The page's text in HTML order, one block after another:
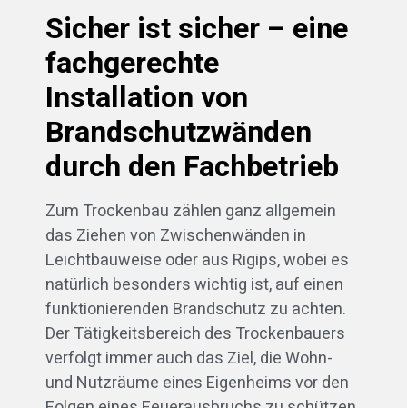
Sicher ist sicher – eine
fachgerechte
Installation von
Brandschutzwänden
durch den Fachbetrieb
Zum Trockenbau zählen ganz allgemein
das Ziehen von Zwischenwänden in
Leichtbauweise oder aus Rigips, wobei es
natürlich besonders wichtig ist, auf einen
funktionierenden Brandschutz zu achten.
Der Tätigkeitsbereich des Trockenbauers
verfolgt immer auch das Ziel, die Wohn-
und Nutzräume eines Eigenheims vor den